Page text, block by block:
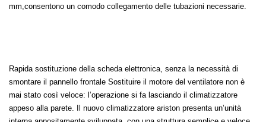
mm,consentono un comodo collegamento delle tubazioni necessarie.
Rapida sostituzione della scheda elettronica, senza la necessità di
smontare il pannello frontale Sostituire il motore del ventilatore non è
mai stato così veloce: l’operazione si fa lasciando il climatizzatore
appeso alla parete. Il nuovo climatizzatore ariston presenta un’unità